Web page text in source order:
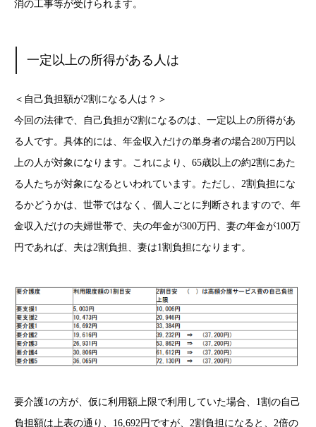
消の工事等が受けられます。
一定以上の所得がある人は
＜自己負担額が2割になる人は？＞
今回の法律で、自己負担が2割になるのは、一定以上の所得があ
る人です。具体的には、年金収入だけの単身者の場合280万円以
上の人が対象になります。これにより、65歳以上の約2割にあた
る人たちが対象になるといわれています。ただし、2割負担にな
るかどうかは、世帯ではなく、個人ごとに判断されますので、年
金収入だけの夫婦世帯で、夫の年金が300万円、妻の年金が100万
円であれば、夫は2割負担、妻は1割負担になります。
要介護1の方が、仮に利用額上限で利用していた場合、1割の自己
負担額は上表の通り、16,692円ですが、2割負担になると、2倍の